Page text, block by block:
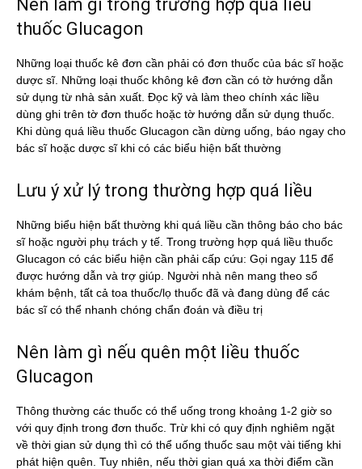
Nên làm gì trong trường hợp quá liều
thuốc Glucagon
Những loại thuốc kê đơn cần phải có đơn thuốc của bác sĩ hoặc
dược sĩ. Những loại thuốc không kê đơn cần có tờ hướng dẫn
sử dụng từ nhà sản xuất. Đọc kỹ và làm theo chính xác liều
dùng ghi trên tờ đơn thuốc hoặc tờ hướng dẫn sử dụng thuốc.
Khi dùng quá liều thuốc Glucagon cần dừng uống, báo ngay cho
bác sĩ hoặc dược sĩ khi có các biểu hiện bất thường
Lưu ý xử lý trong thường hợp quá liều
Những biểu hiện bất thường khi quá liều cần thông báo cho bác
sĩ hoặc người phụ trách y tế. Trong trường hợp quá liều thuốc
Glucagon có các biểu hiện cần phải cấp cứu: Gọi ngay 115 để
được hướng dẫn và trợ giúp. Người nhà nên mang theo sổ
khám bệnh, tất cả toa thuốc/lọ thuốc đã và đang dùng để các
bác sĩ có thể nhanh chóng chẩn đoán và điều trị
Nên làm gì nếu quên một liều thuốc
Glucagon
Thông thường các thuốc có thể uống trong khoảng 1-2 giờ so
với quy định trong đơn thuốc. Trừ khi có quy định nghiêm ngặt
về thời gian sử dụng thì có thể uống thuốc sau một vài tiếng khi
phát hiện quên. Tuy nhiên, nếu thời gian quá xa thời điểm cần